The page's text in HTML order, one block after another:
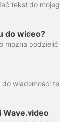
do wideo?
Wave.video